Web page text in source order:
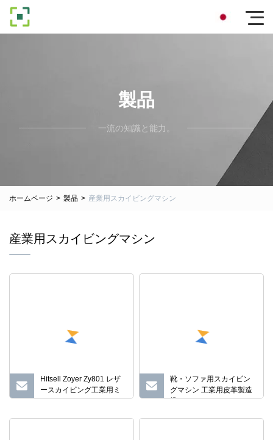
製品
一流の知識と能力。
ホームページ > 製品 > 産業用スカイビングマシン
産業用スカイビングマシン
Hitsell Zoyer Zy801 レザ
ースカイビング工業用ミ
シン
靴・ソファ用スカイビン
グマシン 工業用皮革製造
機